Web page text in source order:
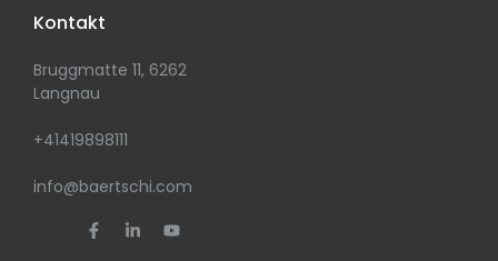
Kontakt
Bruggmatte 11, 6262
Langnau
+41419898111
info@baertschi.com